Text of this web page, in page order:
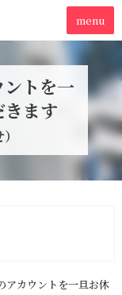
トを一
きます
アカウントを一旦お休